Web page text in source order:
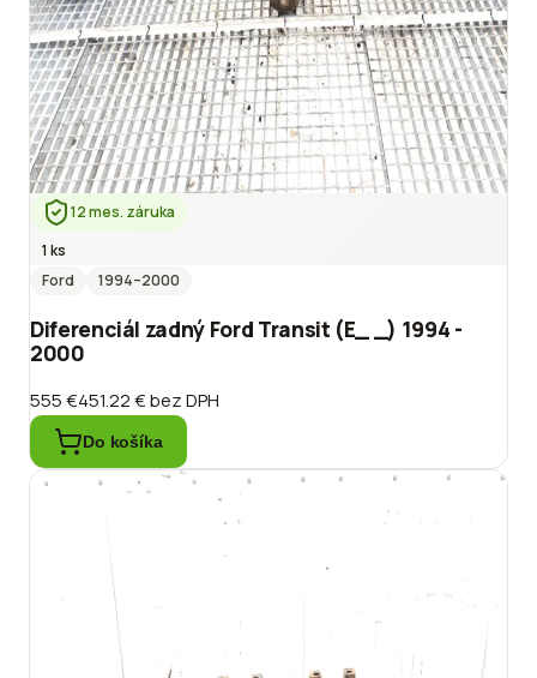
12 mes. záruka
1 ks
Ford
1994–2000
Diferenciál zadný Ford Transit (E_ _) 1994 -
2000
555 €451.22 €bez DPH
Do košíka